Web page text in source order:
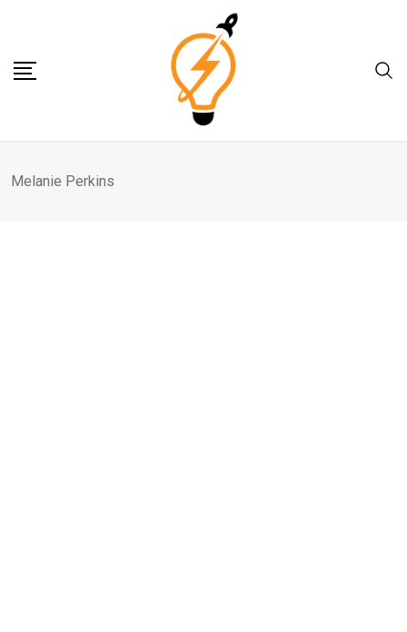
content
Melanie Perkins